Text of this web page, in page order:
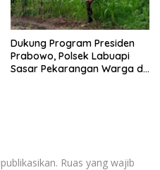
Dukung Program Presiden
Prabowo, Polsek Labuapi
Sasar Pekarangan Warga di
Ruas yang wajib